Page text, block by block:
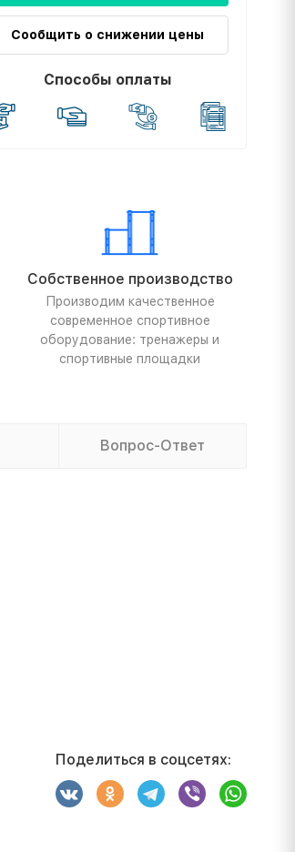
Сообщить о снижении цены
Способы оплаты
Собственное производство
Производим качественное
современное спортивное
оборудование: тренажеры и
спортивные площадки
Вопрос-Ответ
Поделиться в соцсетях: